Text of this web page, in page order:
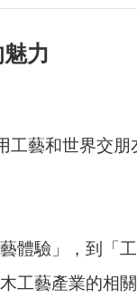
力
工藝和世界交朋
體驗」，到「
工藝產業的相